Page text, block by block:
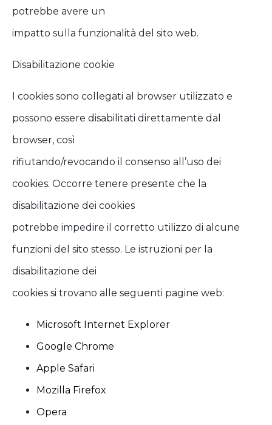
potrebbe avere un
impatto sulla funzionalità del sito web.
Disabilitazione cookie
I cookies sono collegati al browser utilizzato e
possono essere disabilitati direttamente dal
browser, così
rifiutando/revocando il consenso all’uso dei
cookies. Occorre tenere presente che la
disabilitazione dei cookies
potrebbe impedire il corretto utilizzo di alcune
funzioni del sito stesso. Le istruzioni per la
disabilitazione dei
cookies si trovano alle seguenti pagine web:
Microsoft Internet Explorer
Google Chrome
Apple Safari
Mozilla Firefox
Opera